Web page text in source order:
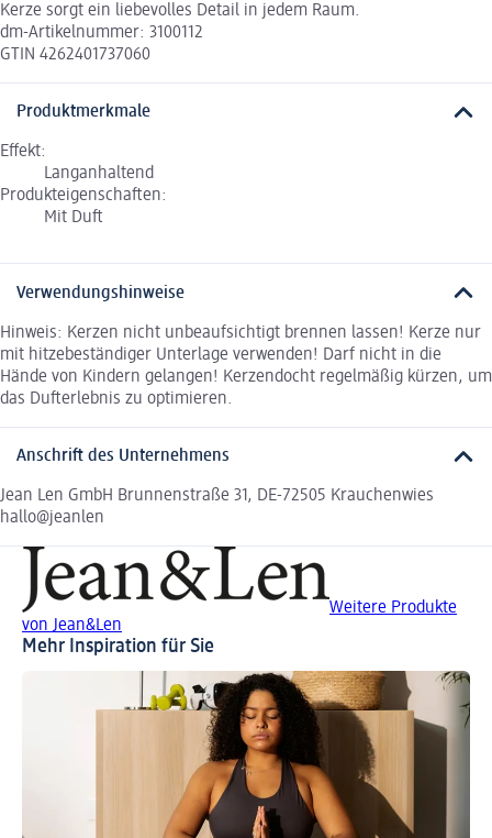
Kerze sorgt ein liebevolles Detail in jedem Raum.
dm-Artikelnummer: 3100112
GTIN 4262401737060
Produktmerkmale
Effekt:
Langanhaltend
Produkteigenschaften:
Mit Duft
Verwendungshinweise
Hinweis: Kerzen nicht unbeaufsichtigt brennen lassen! Kerze nur
mit hitzebeständiger Unterlage verwenden! Darf nicht in die
Hände von Kindern gelangen! Kerzendocht regelmäßig kürzen, um
das Dufterlebnis zu optimieren.
Anschrift des Unternehmens
Jean Len GmbH Brunnenstraße 31, DE-72505 Krauchenwies
hallo@jeanlen
Weitere Produkte
von Jean&Len
Mehr Inspiration für Sie